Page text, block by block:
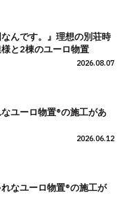
なんです。』理想の別荘時
と2棟のユーロ物置
2026.08.07
ユーロ物置®の施工があ
2026.06.12
なユーロ物置®の施工が